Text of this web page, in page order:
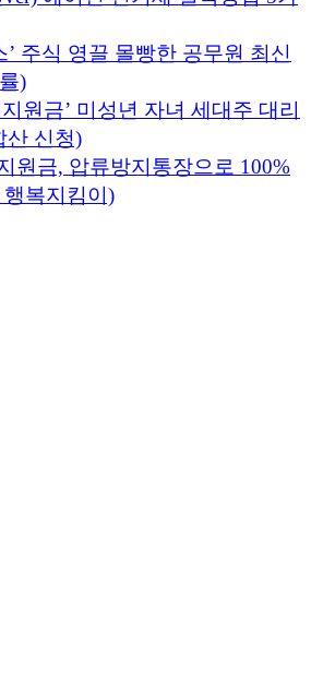
’ 주식 영끌 몰빵한 공무원 최신
)
원금’ 미성년 자녀 세대주 대리
산 신청)
원금, 압류방지통장으로 100%
복지킴이)